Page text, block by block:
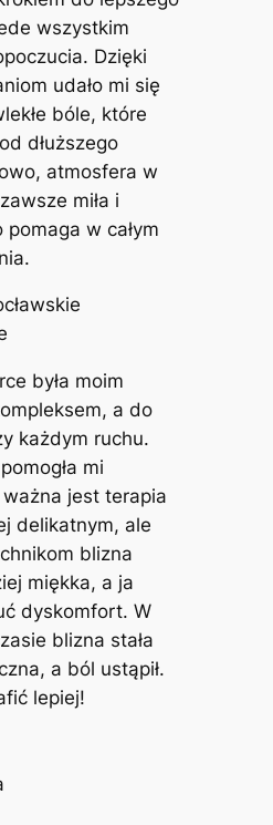
wszystkim
Dzięki
udało mi się
bóle, które
dłuższego
atmosfera w
miła i
w całym
była moim
a do
każdym ruchu.
mi
jest terapia
delikatnym, ale
blizna
miękka, a ja
dyskomfort. W
blizna stała
a ból ustąpił.
lepiej!